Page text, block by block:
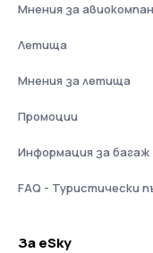
Мнения за
Летища
Мнения за летища
Промоции
Информация за багаж
FAQ - Туристически
За eSky